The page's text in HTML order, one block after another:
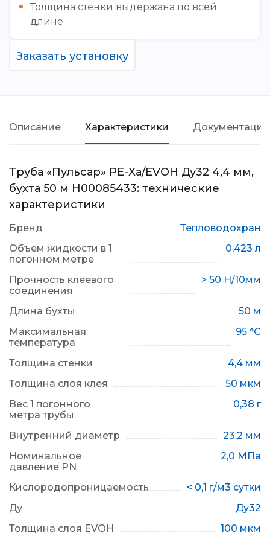
Толщина стенки выдержана по всей
длине
Заказать установку
Описание Характеристики
Труба «Пульсар» РЕ-Ха/EVOH Ду32 4,4 мм,
бухта 50 м Н00085433: технические
характеристики
Бренд
Тепловодохран
Объем жидкости в 1
погонном метре
0,423 л
Прочность клеевого
соединения
> 50 Н/10мм
Длина бухты
50 м
Максимальная
температура
95 °C
Толщина стенки
4,4 мм
Толщина слоя клея
50 мкм
Вес 1 погонного
метра трубы
0,38 г
Внутренний диаметр
23,2 мм
Номинальное
давление PN
2,0 МПа
Кислородопроницаемость
< 0,1 г/м3 сутки
Ду
Ду32
Толщина слоя EVOH
100 мкм